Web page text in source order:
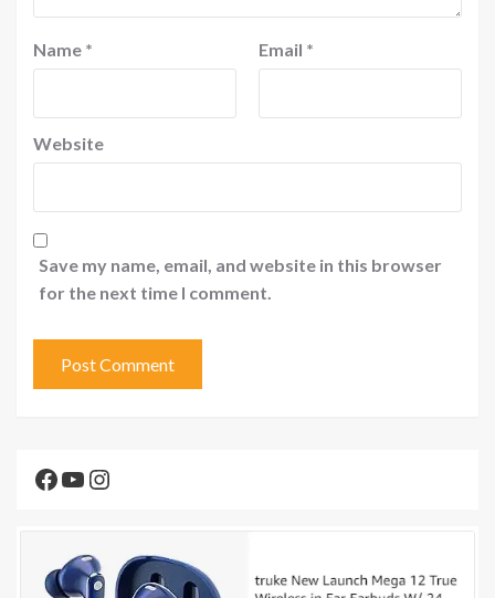
Name * Email *
Website
Save my name, email, and website in this browser
for the next time I comment.
Facebook
YouTube
Instagram